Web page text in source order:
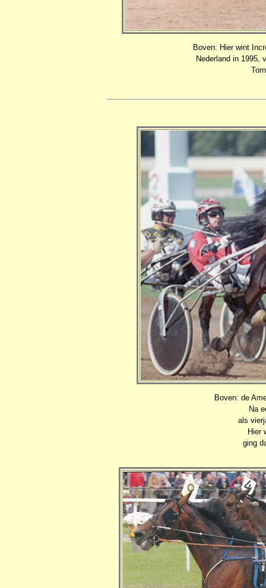
Boven: Hier wint
Nederland in 1995,
Boven: de
Na
als
Hier
ging